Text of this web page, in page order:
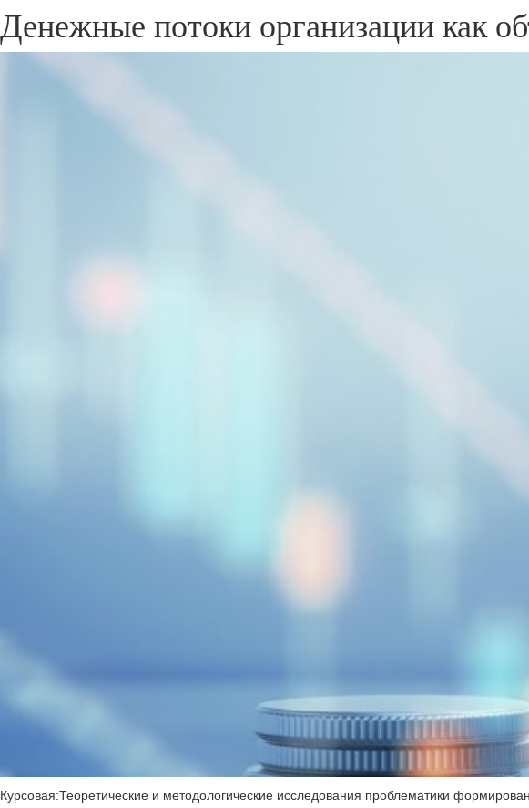
Денежные потоки организации как
Курсовая:Теоретические и методологические исследования проблематики